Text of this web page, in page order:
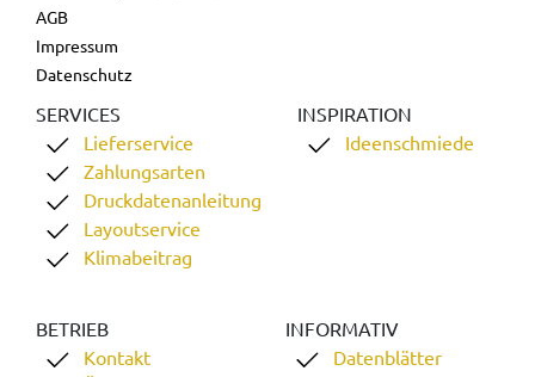
AGB
Impressum
Datenschutz
SERVICES
Lieferservice
Zahlungsarten
Druckdatenanleitung
Layoutservice
Klimabeitrag
INSPIRATION
Ideenschmiede
BETRIEB
Kontakt
INFORMATIV
Datenblätter